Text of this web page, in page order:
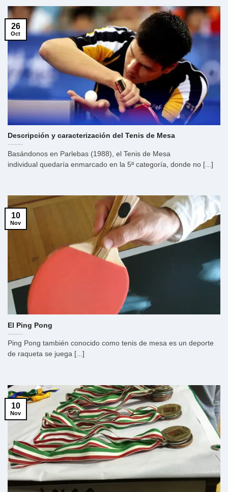
Descripción y caracterización del Tenis de Mesa
Basándonos en Parlebas (1988), el Tenis de Mesa
individual quedaría enmarcado en la 5ª categoría, donde no [...]
26
Oct
El Ping Pong
Ping Pong también conocido como tenis de mesa es un deporte
de raqueta se juega [...]
10
Nov
10
Nov